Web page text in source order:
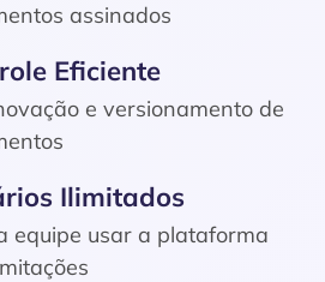
assinados
Eficiente
e versionamento de
Ilimitados
equipe usar a plataforma